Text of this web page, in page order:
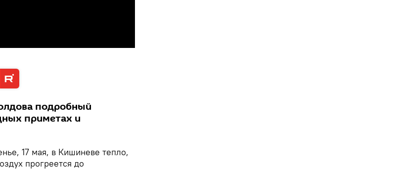
подробный
приметах и
17 мая, в Кишиневе тепло,
прогреется до